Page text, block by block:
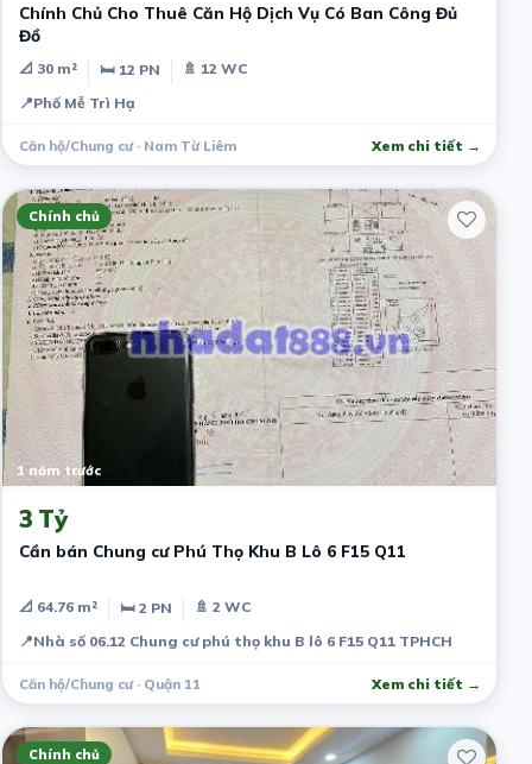
Chính Chủ Cho Thuê Căn Hộ Dịch Vụ Có Ban Công Đủ
Đồ
📐 30 m² 🛏 12 PN
🚿 12 WC
📍Phố Mễ Trì Hạ
Căn hộ/Chung cư · Nam Từ Liêm Xem chi tiết →
Chính chủ
1 năm trước
3 Tỷ
Cần bán Chung cư Phú Thọ Khu B Lô 6 F15 Q11
📐 64.76 m² 🛏 2 PN
🚿 2 WC
📍Nhà số 06.12 Chung cư phú thọ khu B lô 6 F15 Q11 TPHCH
Căn hộ/Chung cư · Quận 11 Xem chi tiết →
Chính chủ